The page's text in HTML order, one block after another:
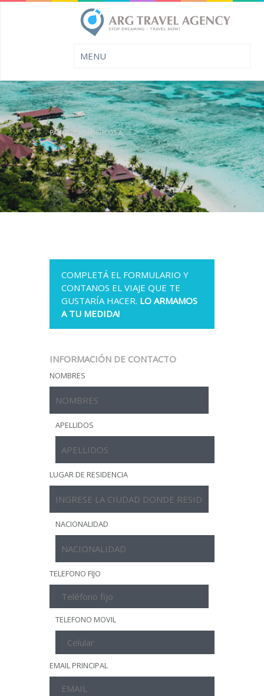
PAQUETES TURISTICOS A
COMPLETÁ EL FORMULARIO Y
CONTANOS EL VIAJE QUE TE
GUSTARÍA HACER. LO ARMAMOS
A TU MEDIDA!
INFORMACIÓN DE CONTACTO
NOMBRES
APELLIDOS
LUGAR DE RESIDENCIA
NACIONALIDAD
TELEFONO FIJO
TELEFONO MOVIL
EMAIL PRINCIPAL